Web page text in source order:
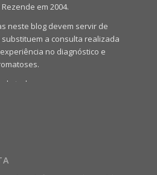
em 2004.
neste blog devem servir de
a consulta realizada
no diagnóstico e
todas as pessoas que